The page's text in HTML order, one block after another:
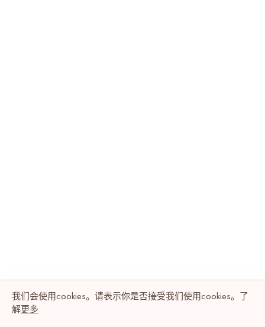
我们会使用cookies。请表示你是否接受我们使用cookies。了
解更多